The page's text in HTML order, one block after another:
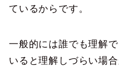
ているからです。
一般的には誰でも理解
いると理解しづらい場合